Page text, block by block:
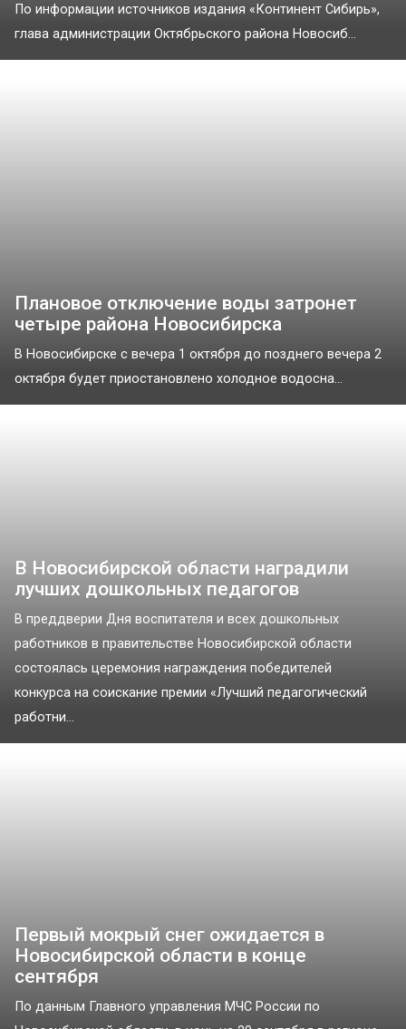
По информации источников издания «Континент Сибирь»,
глава администрации Октябрьского района Новосиб...
Плановое отключение воды затронет
четыре района Новосибирска
В Новосибирске с вечера 1 октября до позднего вечера 2
октября будет приостановлено холодное водосна...
В Новосибирской области наградили
лучших дошкольных педагогов
В преддверии Дня воспитателя и всех дошкольных
работников в правительстве Новосибирской области
состоялась церемония награждения победителей
конкурса на соискание премии «Лучший педагогический
работни...
Первый мокрый снег ожидается в
Новосибирской области в конце
сентября
По данным Главного управления МЧС России по